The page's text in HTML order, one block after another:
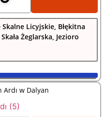
Licyjskie, Błękitna
Żeglarska, Jezioro
Ardı w Dalyan